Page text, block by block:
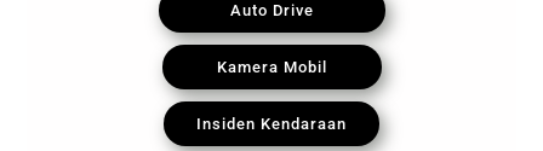
Auto Drive
Kamera Mobil
Insiden Kendaraan